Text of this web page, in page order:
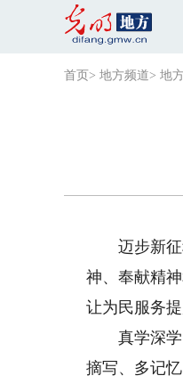
首页 > 地方频道> 地
迈步新征程
神、奉献精
让为民服务
真学深学、
摘写、多记